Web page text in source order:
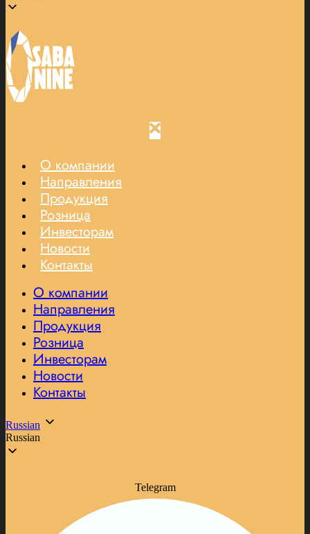
О компании
Направления
Продукция
Розница
Инвесторам
Новости
Контакты
О компании
Направления
Продукция
Розница
Инвесторам
Новости
Контакты
Russian
Russian
Telegram